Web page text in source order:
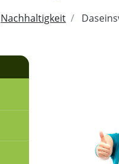
Nachhaltigkeit